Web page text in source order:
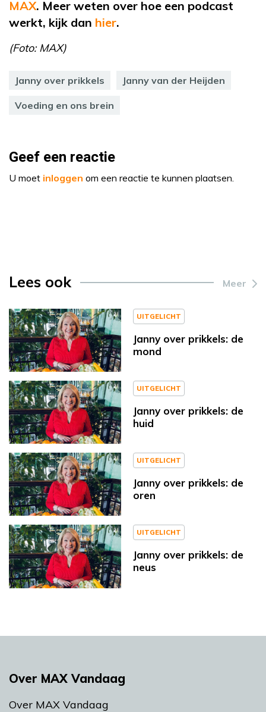
MAX. Meer weten over hoe een podcast
werkt, kijk dan hier.
(Foto: MAX)
Janny over prikkels Janny van der Heijden
Voeding en ons brein
Geef een reactie
U moet inloggen om een reactie te kunnen plaatsen.
Lees ook Meer
UITGELICHT
Janny over prikkels: de
mond
UITGELICHT
Janny over prikkels: de
huid
UITGELICHT
Janny over prikkels: de
oren
UITGELICHT
Janny over prikkels: de
neus
Over MAX Vandaag
Over MAX Vandaag